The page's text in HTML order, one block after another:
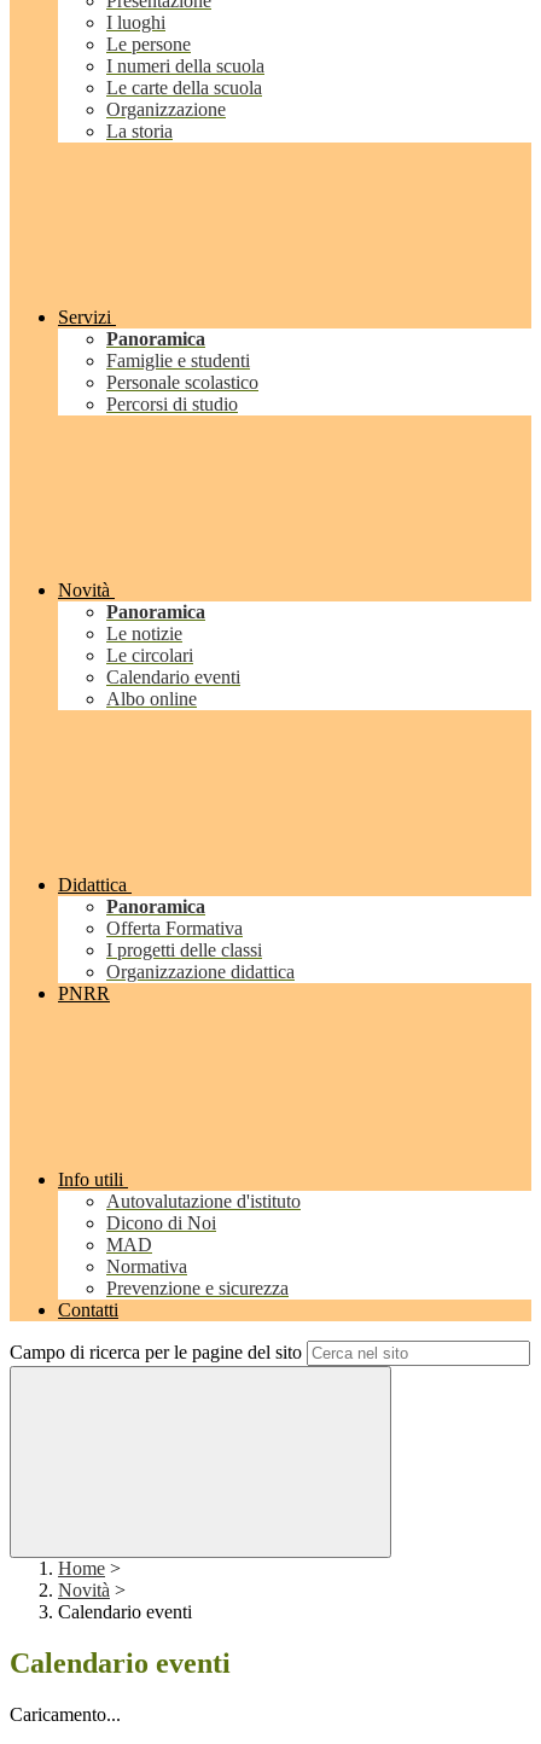
I luoghi
Le persone
I numeri della scuola
Le carte della scuola
Organizzazione
La storia
Servizi
Panoramica
Famiglie e studenti
Personale scolastico
Percorsi di studio
Novità
Panoramica
Le notizie
Le circolari
Calendario eventi
Albo online
Didattica
Panoramica
Offerta Formativa
I progetti delle classi
Organizzazione didattica
PNRR
Info utili
Autovalutazione d'istituto
Dicono di Noi
MAD
Normativa
Prevenzione e sicurezza
Contatti
Campo di ricerca per le pagine del sito
Home >
Novità >
Calendario eventi
Calendario eventi
Caricamento...